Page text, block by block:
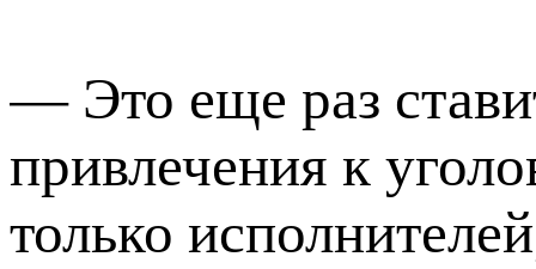
— Это еще раз
привлечения к
только